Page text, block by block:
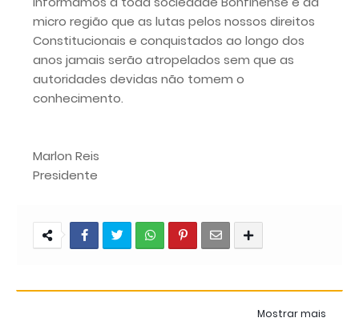
micro região que as lutas pelos nossos direitos
Constitucionais e conquistados ao longo dos
anos jamais serão atropelados sem que as
autoridades devidas não tomem o
conhecimento.
Marlon Reis
Presidente
Mostrar mais